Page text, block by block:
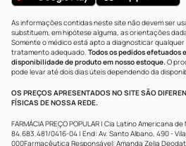
As informações contidas neste site não devem ser
substituem, em hipótese alguma, as orientações
Somente o médico está apto a diagnosticar
tratamento adequado. Todos os pedidos
disponibilidade de produto em nosso estoque.O
pode levar até dois dias úteis dependendo da
OS PREÇOS APRESENTADOS NO SITE SÃO
FÍSICAS DE NOSSA REDE.
FARMÁCIA PREÇO POPULAR | Cia Latino Americana
84.683.481/0416-04 | End: Av. Santo Albano, 490 -
000Farmacêutica Responsável: Amanda Zelia